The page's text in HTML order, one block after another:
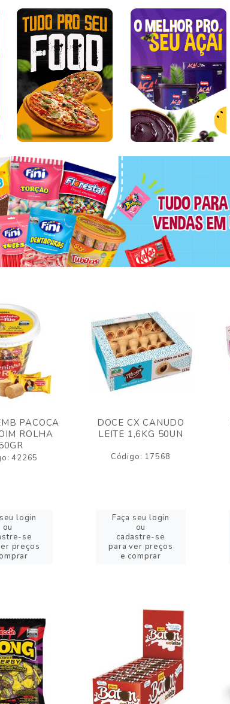
PACOCA
ROLHA
42265
login
ou
se
preços
DOCE CX CANUDO
LEITE 1,6KG 50UN
Código: 17568
Faça seu login
ou
cadastre-se
para ver preços
e comprar